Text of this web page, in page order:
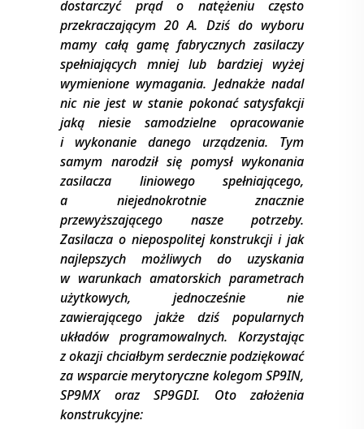
dostarczyć prąd o natężeniu często
przekraczającym 20 A. Dziś do wyboru
mamy całą gamę fabrycznych zasilaczy
spełniających mniej lub bardziej wyżej
wymienione wymagania. Jednakże nadal
nic nie jest w stanie pokonać satysfakcji
jaką niesie samodzielne opracowanie
i wykonanie danego urządzenia. Tym
samym narodził się pomysł wykonania
zasilacza liniowego spełniającego,
a niejednokrotnie znacznie
przewyższającego nasze potrzeby.
Zasilacza o niepospolitej konstrukcji i jak
najlepszych możliwych do uzyskania
w warunkach amatorskich parametrach
użytkowych, jednocześnie nie
zawierającego jakże dziś popularnych
układów programowalnych. Korzystając
z okazji chciałbym serdecznie podziękować
za wsparcie merytoryczne kolegom SP9IN,
SP9MX oraz SP9GDI. Oto założenia
konstrukcyjne: